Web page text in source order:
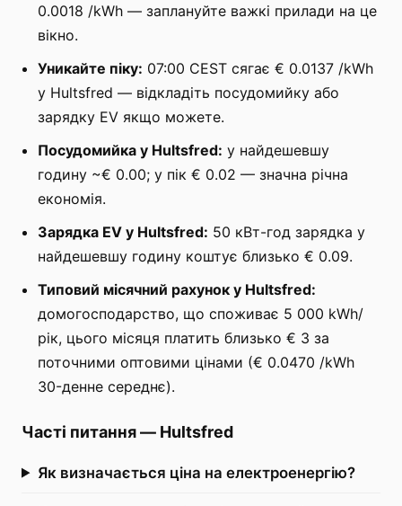
0.0018 /kWh — заплануйте важкі прилади на це
вікно.
Уникайте піку: 07:00 CEST сягає € 0.0137 /kWh
у Hultsfred — відкладіть посудомийку або
зарядку EV якщо можете.
Посудомийка у Hultsfred: у найдешевшу
годину ~€ 0.00; у пік € 0.02 — значна річна
економія.
Зарядка EV у Hultsfred: 50 кВт-год зарядка у
найдешевшу годину коштує близько € 0.09.
Типовий місячний рахунок у Hultsfred:
домогосподарство, що споживає 5 000 kWh/
рік, цього місяця платить близько € 3 за
поточними оптовими цінами (€ 0.0470 /kWh
30-денне середнє).
Часті питання— Hultsfred
Як визначається ціна на електроенергію?